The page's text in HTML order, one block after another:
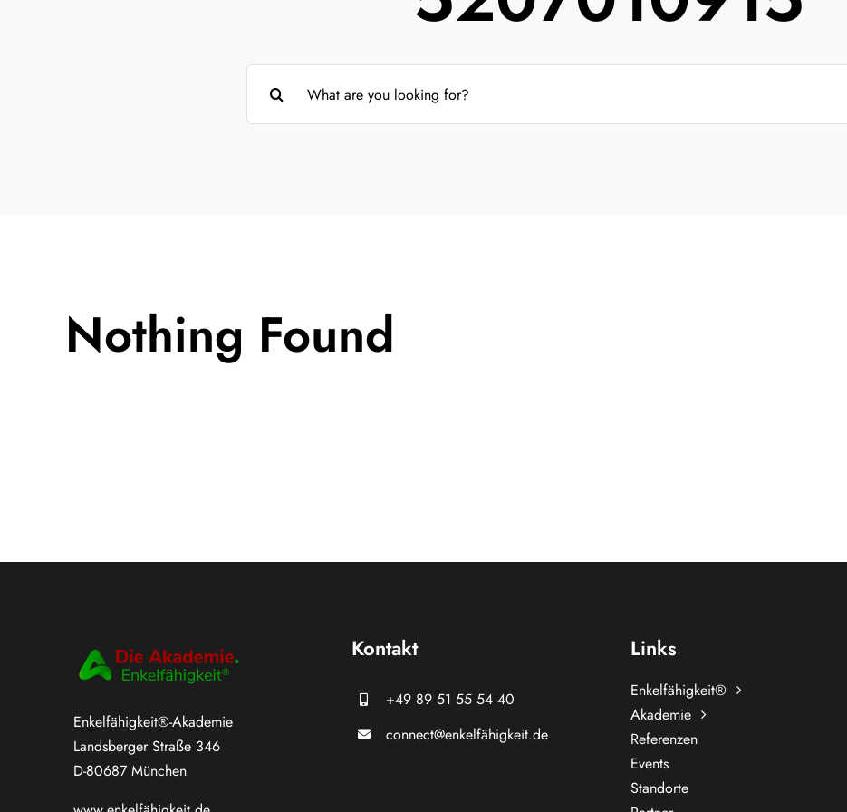
nach:
Nothing Found
Enkelfähigkeit®-Akademie
Landsberger Straße 346
D-80687 München
Kontakt
+49 89 51 55 54 40
connect@enkelfähigkeit.de
Links
Enkelfähigkeit®
Akademie
Referenzen
Events
Standorte